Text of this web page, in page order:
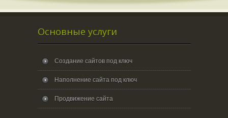
Основные услуги
Создание сайтов под ключ
Наполнение сайта под ключ
Продвижение сайта